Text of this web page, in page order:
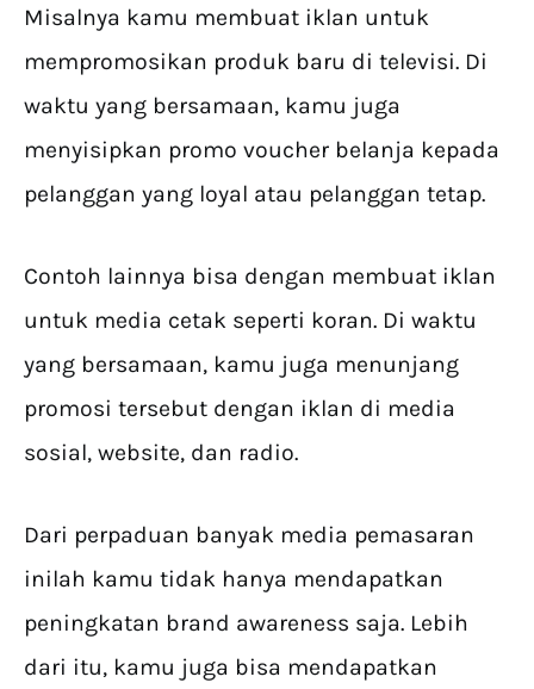
Misalnya kamu membuat iklan untuk
mempromosikan produk baru di televisi. Di
waktu yang bersamaan, kamu juga
menyisipkan promo voucher belanja kepada
pelanggan yang loyal atau pelanggan tetap.
Contoh lainnya bisa dengan membuat iklan
untuk media cetak seperti koran. Di waktu
yang bersamaan, kamu juga menunjang
promosi tersebut dengan iklan di media
sosial, website, dan radio.
Dari perpaduan banyak media pemasaran
inilah kamu tidak hanya mendapatkan
peningkatan brand awareness saja. Lebih
dari itu, kamu juga bisa mendapatkan